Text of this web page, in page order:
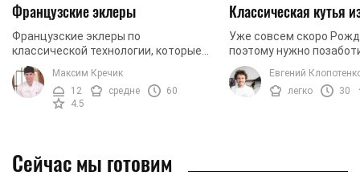
Французские эклеры
Французские эклеры по
классической технологии, которые
легко можно приготовить дома.
Сегодня мы готовим эклеры с
заварным кремом. Чтобы придать
Максим Кречик
12
средне
60
4.5
Классическая кутья
Уже совсем скоро
поэтому нужно
будет ваша
традиционный рецепт
настоящая пшеница, а
Евгений
легко
30
Сейчас мы готовим